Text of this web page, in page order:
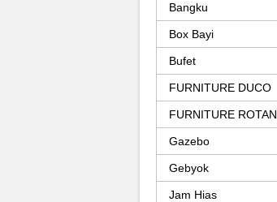
Bangku
Box Bayi
Bufet
FURNITURE DUCO
FURNITURE ROTAN
Gazebo
Gebyok
Jam Hias